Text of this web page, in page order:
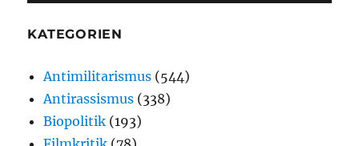
KATEGORIEN
Antimilitarismus (544)
Antirassismus (338)
Biopolitik (193)